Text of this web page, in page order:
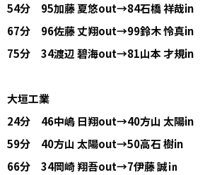
54分 95加藤 夏悠out→84石橋 祥哉in
67分 96佐藤 丈翔out→99鈴木 怜真in
75分 34渡辺 碧海out→81山本 才規in
大垣工業
24分 46中嶋 日翔out→40方山 太陽in
59分 40方山 太陽out→50高石 樹in
66分 34岡崎 翔吾out→7伊藤 誠㏌